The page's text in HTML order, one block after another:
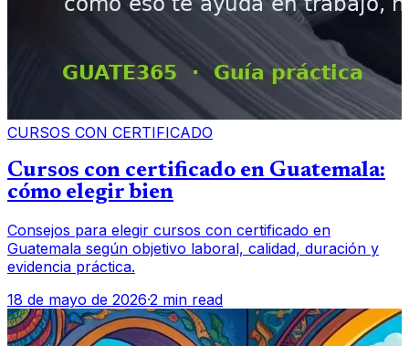
CURSOS CON CERTIFICADO
Cursos con certificado en Guatemala:
cómo elegir bien
Consejos para elegir cursos con certificado en
Guatemala según objetivo laboral, calidad, duración y
evidencia práctica.
18 de mayo de 2026·2 min read